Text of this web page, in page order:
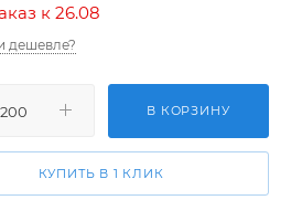
к 26.08
дешевле?
В КОРЗИНУ
КУПИТЬ В 1 КЛИК